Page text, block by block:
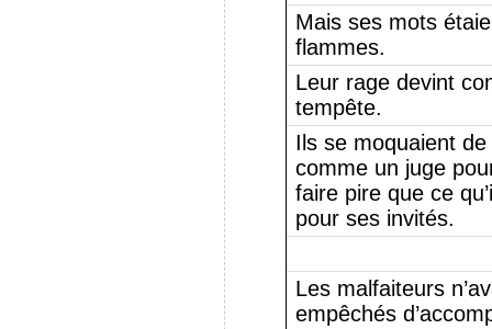
Mais ses mots
flammes.
Leur rage devint
tempête.
Ils se moquaient
comme un juge
faire pire que ce
pour ses invités.
Les malfaiteurs
empêchés